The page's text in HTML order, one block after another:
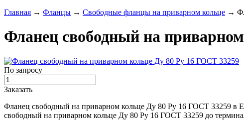
Главная → Фланцы → Свободные фланцы на приварном кольце →
Фланец свободный на
По запросу
Заказать
Фланец свободный на приварном кольце Ду 80 Ру 16 ГОСТ 33259 в
свободный на приварном кольце Ду 80 Ру 16 ГОСТ 33259 до